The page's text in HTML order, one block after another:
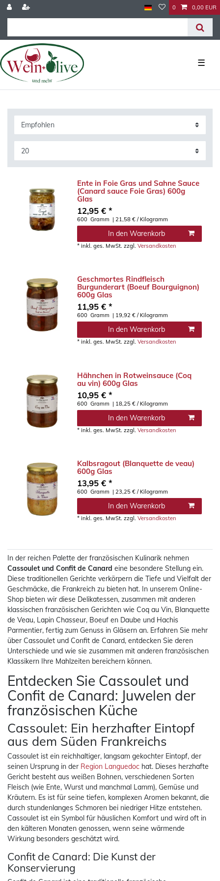
0 0,00 EUR
☰
Ente in Foie Gras und Sahne Sauce
(Canard sauce Foie Gras) 600g
Glas
12,95 € *
600 Gramm | 21,58 € / Kilogramm
In den Warenkorb
*inkl. ges. MwSt. zzgl.Versandkosten
Geschmortes Rindfleisch
Burgunderart (Boeuf Bourguignon)
600g Glas
11,95 € *
600 Gramm | 19,92 € / Kilogramm
In den Warenkorb
*inkl. ges. MwSt. zzgl.Versandkosten
Hähnchen in Rotweinsauce (Coq
au vin) 600g Glas
10,95 € *
600 Gramm | 18,25 € / Kilogramm
In den Warenkorb
*inkl. ges. MwSt. zzgl.Versandkosten
Kalbsragout (Blanquette de veau)
600g Glas
13,95 € *
600 Gramm | 23,25 € / Kilogramm
In den Warenkorb
*inkl. ges. MwSt. zzgl.Versandkosten
In der reichen Palette der französischen Kulinarik nehmen
Cassoulet und Confit de Canard eine besondere Stellung ein.
Diese traditionellen Gerichte verkörpern die Tiefe und Vielfalt der
Geschmäcke, die Frankreich zu bieten hat. In unserem Online-
Shop bieten wir diese Delikatessen, zusammen mit anderen
klassischen französischen Gerichten wie Coq au Vin, Blanquette
de Veau, Lapin Chasseur, Boeuf en Daube und Hachis
Parmentier, fertig zum Genuss in Gläsern an. Erfahren Sie mehr
über Cassoulet und Confit de Canard, entdecken Sie deren
Unterschiede und wie sie zusammen mit anderen französischen
Klassikern Ihre Mahlzeiten bereichern können.
Entdecken Sie Cassoulet und
Confit de Canard: Juwelen der
französischen Küche
Cassoulet: Ein herzhafter Eintopf
aus dem Süden Frankreichs
Cassoulet ist ein reichhaltiger, langsam gekochter Eintopf, der
seinen Ursprung in der Region Languedoc hat. Dieses herzhafte
Gericht besteht aus weißen Bohnen, verschiedenen Sorten
Fleisch (wie Ente, Wurst und manchmal Lamm), Gemüse und
Kräutern. Es ist für seine tiefen, komplexen Aromen bekannt, die
durch stundenlanges Schmoren bei niedriger Hitze entstehen.
Cassoulet ist ein Symbol für häuslichen Komfort und wird oft in
den kälteren Monaten genossen, wenn seine wärmende
Wirkung besonders geschätzt wird.
Confit de Canard: Die Kunst der
Konservierung